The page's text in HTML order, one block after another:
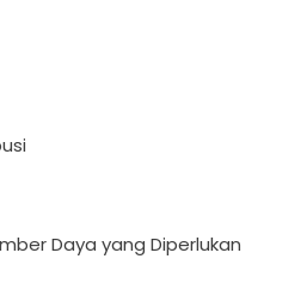
Daya yang Diperlukan